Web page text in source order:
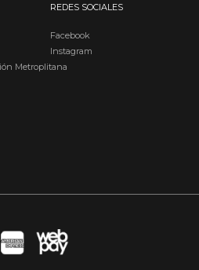
Metroplitana
REDES SOCIALES
Facebook
Instagram